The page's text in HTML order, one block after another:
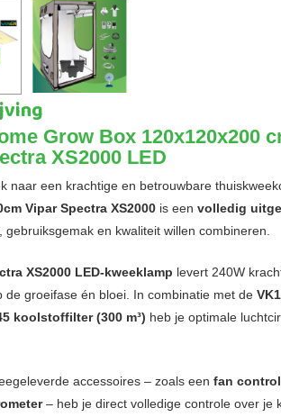
Grow Box 120x120x200
XS2000 LED
naar een krachtige en betrouwbare
Vipar Spectra XS2000 is een volledig
gebruiksgemak en kwaliteit willen combineren.
XS2000 LED-kweeklamp levert 240W
de groeifase én bloei. In combinatie met de
koolstoffilter (300 m³) heb je optimale
accessoires – zoals een fan
– heb je direct volledige controle over je